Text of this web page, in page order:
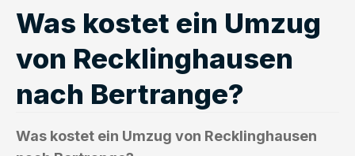
Was kostet ein Umzug
von Recklinghausen
nach Bertrange?
Was kostet ein Umzug von Recklinghausen